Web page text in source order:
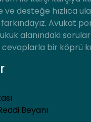
desteğe hızlıca
Avukat
alanındaki
bir köprü
Beyanı